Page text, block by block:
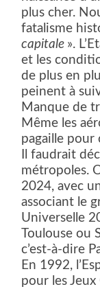
plus cher.
fatalisme
capitale ».
et les
de plus en
peinent à
Manque de
Même les
pagaille pour
Il faudrait
métropoles.
2024, avec
associant le
Universelle
Toulouse ou
c’est-à-dire
En 1992,
pour les Jeux